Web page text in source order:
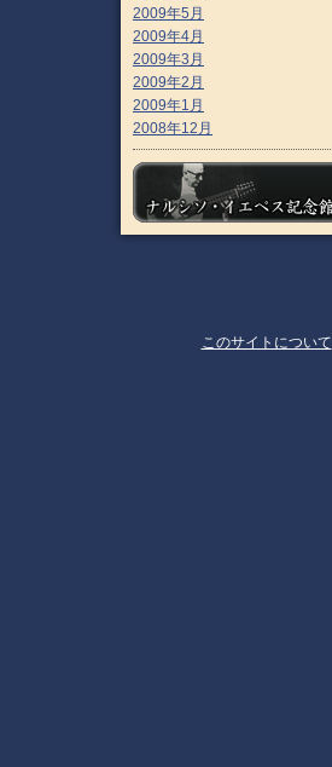
2009年5月
2009年4月
2009年3月
2009年2月
2009年1月
2008年12月
このサイトについて